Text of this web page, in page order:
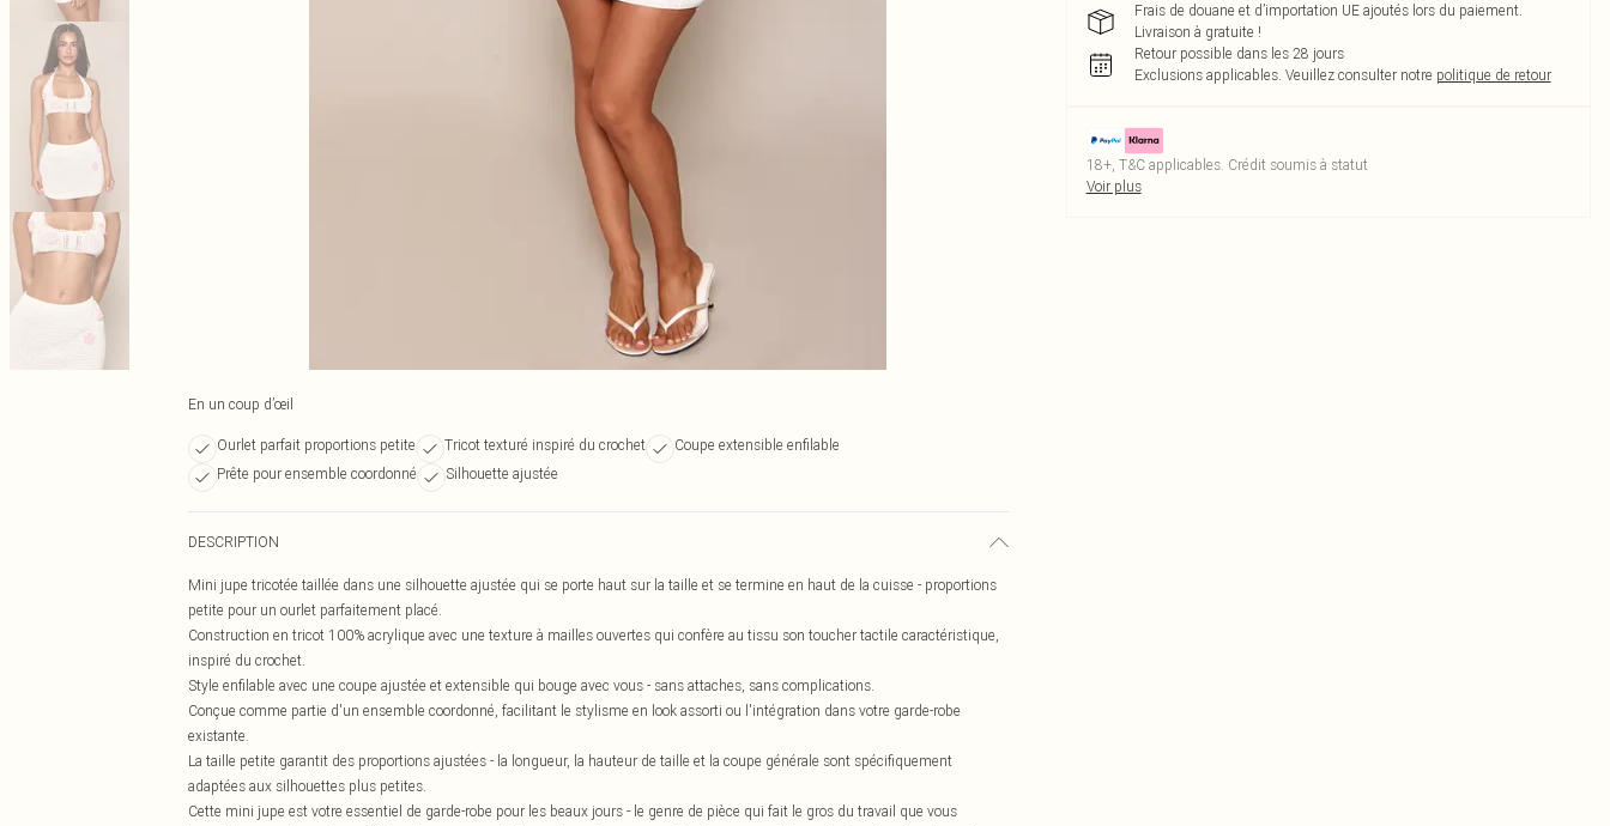
En un coup d’œil
Ourlet parfait proportions petite Tricot texturé inspiré du crochet
Coupe extensible enfilable
Prête pour ensemble coordonné
Silhouette ajustée
DESCRIPTION
Mini jupe tricotée taillée dans une silhouette ajustée qui se porte haut sur la taille et se termine en haut de la cuisse - proportions
petite pour un ourlet parfaitement placé.
Construction en tricot 100% acrylique avec une texture à mailles ouvertes qui confère au tissu son toucher tactile caractéristique,
inspiré du crochet.
Style enfilable avec une coupe ajustée et extensible qui bouge avec vous - sans attaches, sans complications.
Conçue comme partie d'un ensemble coordonné, facilitant le stylisme en look assorti ou l'intégration dans votre garde-robe
existante.
La taille petite garantit des proportions ajustées - la longueur, la hauteur de taille et la coupe générale sont spécifiquement
adaptées aux silhouettes plus petites.
Cette mini jupe est votre essentiel de garde-robe pour les beaux jours - le genre de pièce qui fait le gros du travail que vous
Frais de douane et d’importation UE ajoutés lors du paiement.
Livraison à gratuite !
Retour possible dans les 28 jours
Exclusions applicables. Veuillez consulter notre politique de retour
18+, T&C applicables. Crédit soumis à statut
Voir plus